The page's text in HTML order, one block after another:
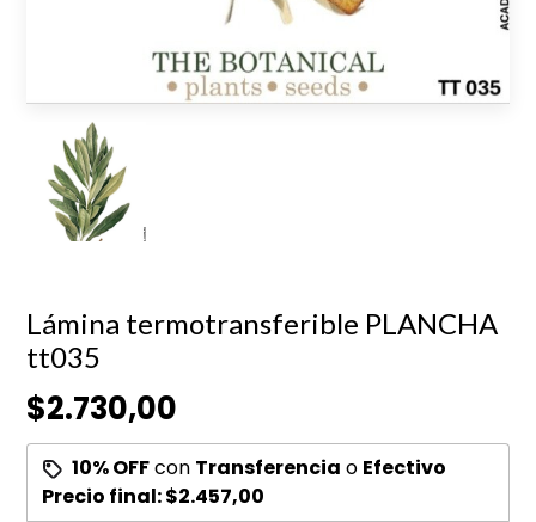
Lámina termotransferible PLANCHA
tt035
$2.730,00
10% OFFcon Transferencia o Efectivo
Precio final:$2.457,00